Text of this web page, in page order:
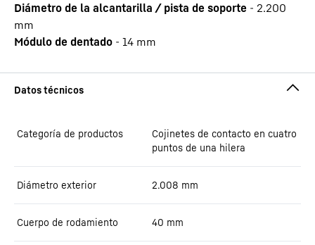
Diámetro de la alcantarilla / pista de soporte - 2.200
mm
Módulo de dentado - 14 mm
Categoría de productos
Cojinetes de contacto en cuatro
puntos de una hilera
Diámetro exterior 2.008 mm
Cuerpo de rodamiento 40 mm